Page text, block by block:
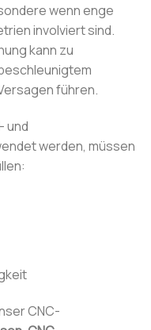
wenn enge
involviert sind.
kann zu
führen.
und
werden, müssen
CNC-